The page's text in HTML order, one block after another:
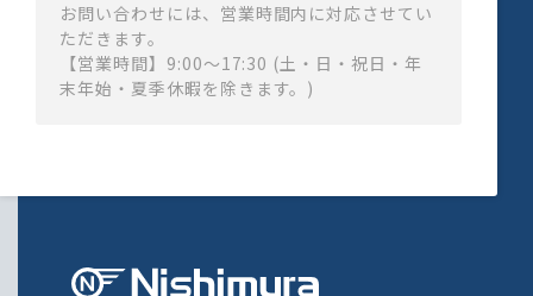
お問い合わせには、営業時間内に対応させてい
ただきます。
【営業時間】9:00～17:30 (土・日・祝日・年
末年始・夏季休暇を除きます。)